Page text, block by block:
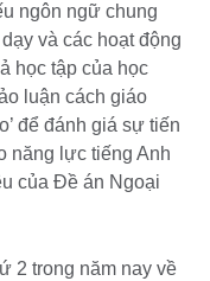
ngôn ngữ chung
và các hoạt động
học tập của học
luận cách giáo
để đánh giá sự tiến
năng lực tiếng Anh
của Đề án Ngoại
2 trong năm nay về